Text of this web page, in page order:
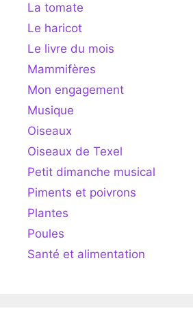
La tomate
Le haricot
Le livre du mois
Mammifères
Mon engagement
Musique
Oiseaux
Oiseaux de Texel
Petit dimanche musical
Piments et poivrons
Plantes
Poules
Santé et alimentation